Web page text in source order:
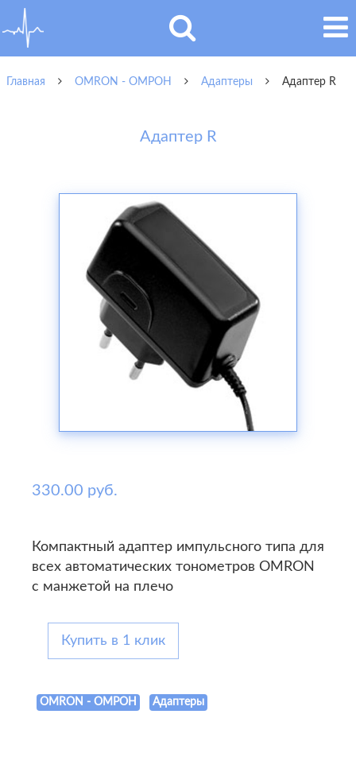
Главная OMRON - ОМРОН Адаптеры Адаптер R
Адаптер R
330.00 руб.
Компактный адаптер импульсного типа для
всех автоматических тонометров OMRON
с манжетой на плечо
Купить в 1 клик
OMRON - ОМРОН Адаптеры